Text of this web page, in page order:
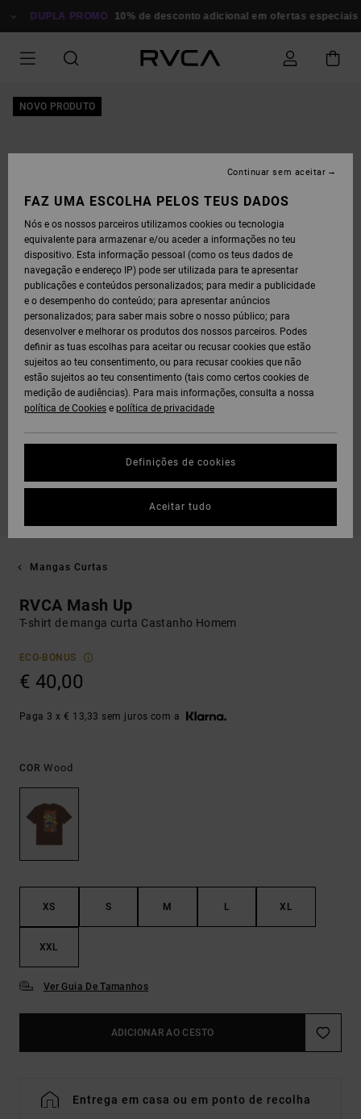
PARA DUPLA PROMO 10% de desconto adicional em ofertas especiais
NOVO PRODUTO
Mangas Curtas
RVCA Mash Up
T-shirt de manga curta Castanho Homem
ECO-BONUS
€ 40,00
Paga 3 x € 13,33 sem juros com a
COR Wood
XS S M L XL
XXL
Ver Guia De Tamanhos
ADICIONAR AO CESTO
Entrega em casa ou em ponto de recolha
FAZ UMA ESCOLHA PELOS TEUS DADOS
Nós e os nossos parceiros utilizamos cookies ou tecnologia
equivalente para armazenar e/ou aceder a informações no teu
dispositivo. Esta informação pessoal (como os teus dados de
navegação e endereço IP) pode ser utilizada para te apresentar
publicações e conteúdos personalizados; para medir a publicidade
e o desempenho do conteúdo; para apresentar anúncios
personalizados; para saber mais sobre o nosso público; para
desenvolver e melhorar os produtos dos nossos parceiros. Podes
definir as tuas escolhas para aceitar ou recusar cookies que estão
sujeitos ao teu consentimento, ou para recusar cookies que não
estão sujeitos ao teu consentimento (tais como certos cookies de
medição de audiências). Para mais informações, consulta a nossa
política de Cookies e política de privacidade
Definições de cookies
Continuar sem aceitar
Aceitar tudo